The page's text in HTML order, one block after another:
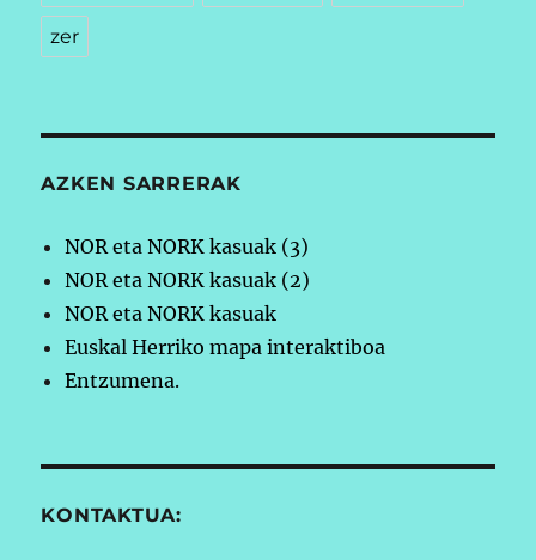
zer
AZKEN SARRERAK
NOR eta NORK kasuak (3)
NOR eta NORK kasuak (2)
NOR eta NORK kasuak
Euskal Herriko mapa interaktiboa
Entzumena.
KONTAKTUA: